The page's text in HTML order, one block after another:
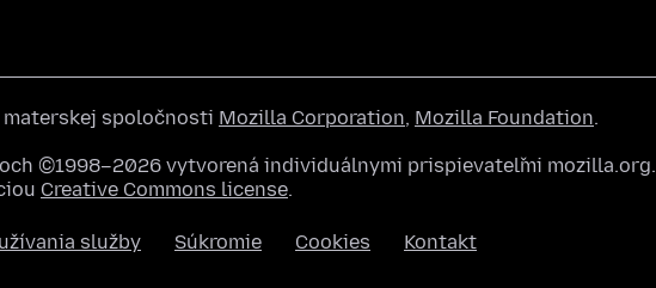
spoločnosti Mozilla Corporation, Mozilla Foundation.
©1998–2026 vytvorená individuálnymi prispievateľmi mozilla.org.
Creative Commons license.
služby Súkromie Cookies Kontakt